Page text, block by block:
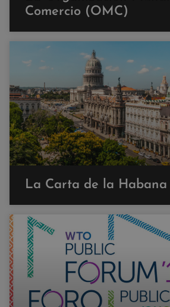
Comercio (OMC)
La Carta de la Habana